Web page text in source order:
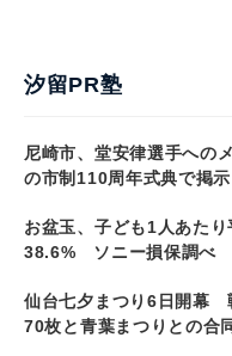
汐留PR塾
尼崎市、堂安律選手への
の市制110周年式典で掲示
お盆玉、子ども1人あた
38.6% ソニー損保調べ
仙台七夕まつり6日開幕
70枚と青葉まつりとの合